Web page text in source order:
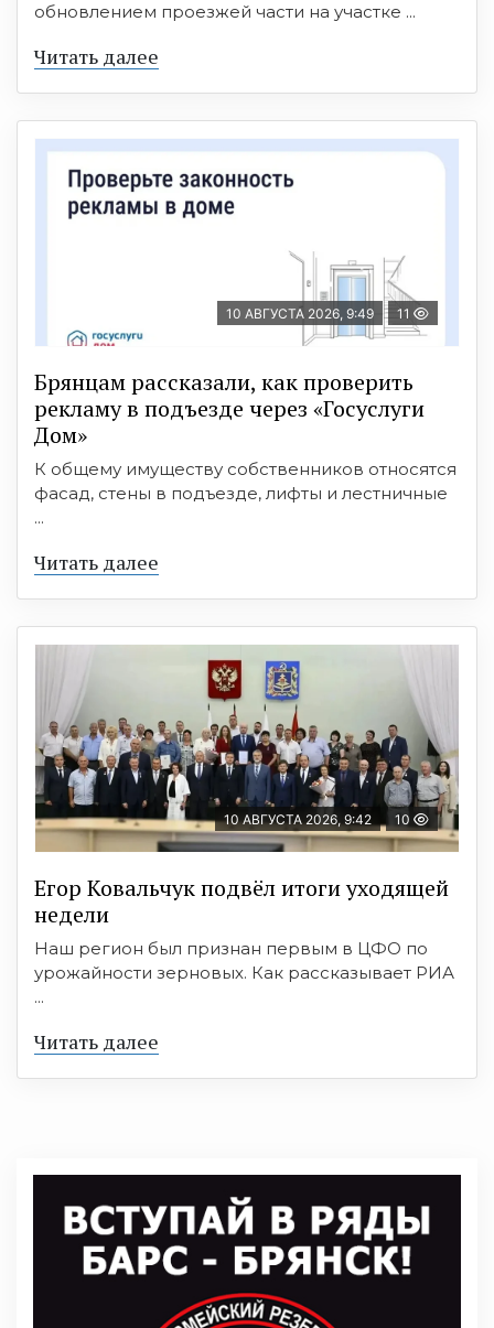
обновлением проезжей части на участке ...
Читать далее
10 АВГУСТА 2026, 9:49 11
Брянцам рассказали, как проверить
рекламу в подъезде через «Госуслуги
Дом»
К общему имуществу собственников относятся
фасад, стены в подъезде, лифты и лестничные
...
Читать далее
10 АВГУСТА 2026, 9:42 10
Егор Ковальчук подвёл итоги уходящей
недели
Наш регион был признан первым в ЦФО по
урожайности зерновых. Как рассказывает РИА
...
Читать далее